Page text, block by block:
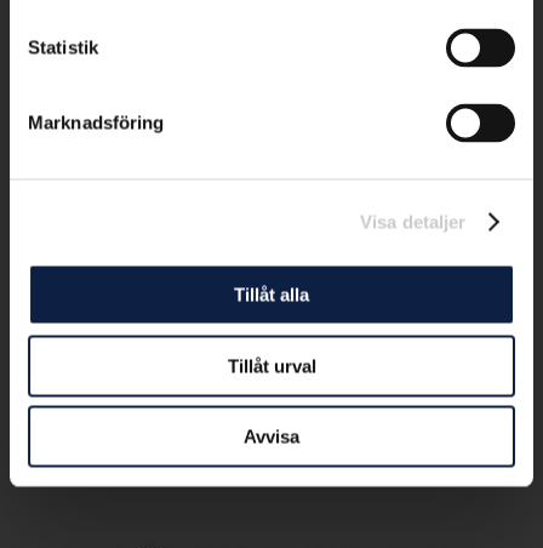
Statistik
Marknadsföring
Visa detaljer
Tillåt alla
Tillåt urval
Avvisa